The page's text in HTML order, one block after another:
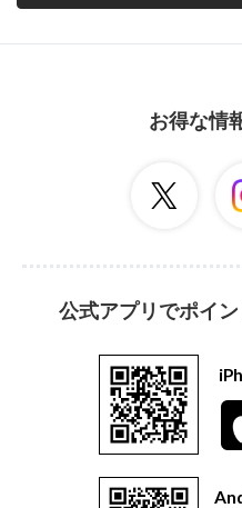
お得な情
公式アプリでポイ